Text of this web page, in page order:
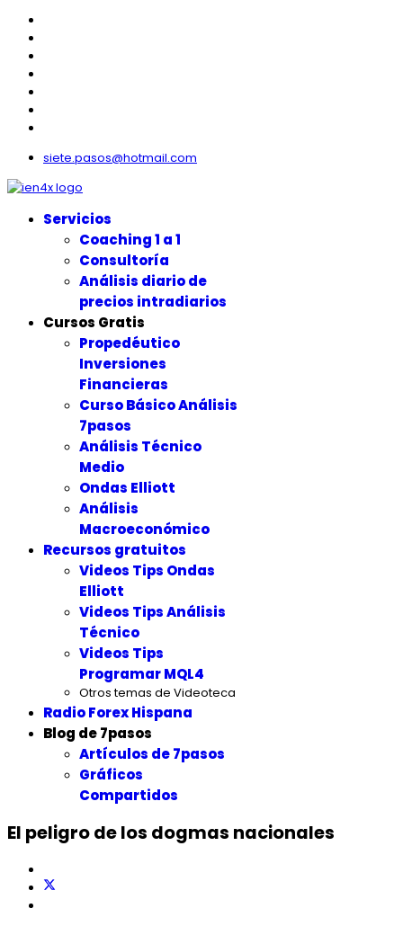
siete.pasos@hotmail.com
Servicios
Coaching 1 a 1
Consultoría
Análisis diario de
precios intradiarios
Cursos Gratis
Propedéutico
Inversiones
Financieras
Curso Básico Análisis
7pasos
Análisis Técnico
Medio
Ondas Elliott
Análisis
Macroeconómico
Recursos gratuitos
Videos Tips Ondas
Elliott
Videos Tips Análisis
Técnico
Videos Tips
Programar MQL4
Otros temas de Videoteca
Radio Forex Hispana
Blog de 7pasos
Artículos de 7pasos
Gráficos
Compartidos
El peligro de los dogmas nacionales